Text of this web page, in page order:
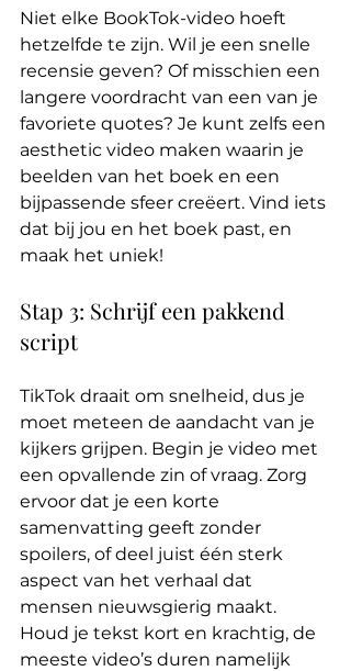
Niet elke BookTok-video hoeft
hetzelfde te zijn. Wil je een snelle
recensie geven? Of misschien een
langere voordracht van een van je
favoriete quotes? Je kunt zelfs een
aesthetic video maken waarin je
beelden van het boek en een
bijpassende sfeer creëert. Vind iets
dat bij jou en het boek past, en
maak het uniek!
Stap 3: Schrijf een pakkend
script
TikTok draait om snelheid, dus je
moet meteen de aandacht van je
kijkers grijpen. Begin je video met
een opvallende zin of vraag. Zorg
ervoor dat je een korte
samenvatting geeft zonder
spoilers, of deel juist één sterk
aspect van het verhaal dat
mensen nieuwsgierig maakt.
Houd je tekst kort en krachtig, de
meeste video’s duren namelijk